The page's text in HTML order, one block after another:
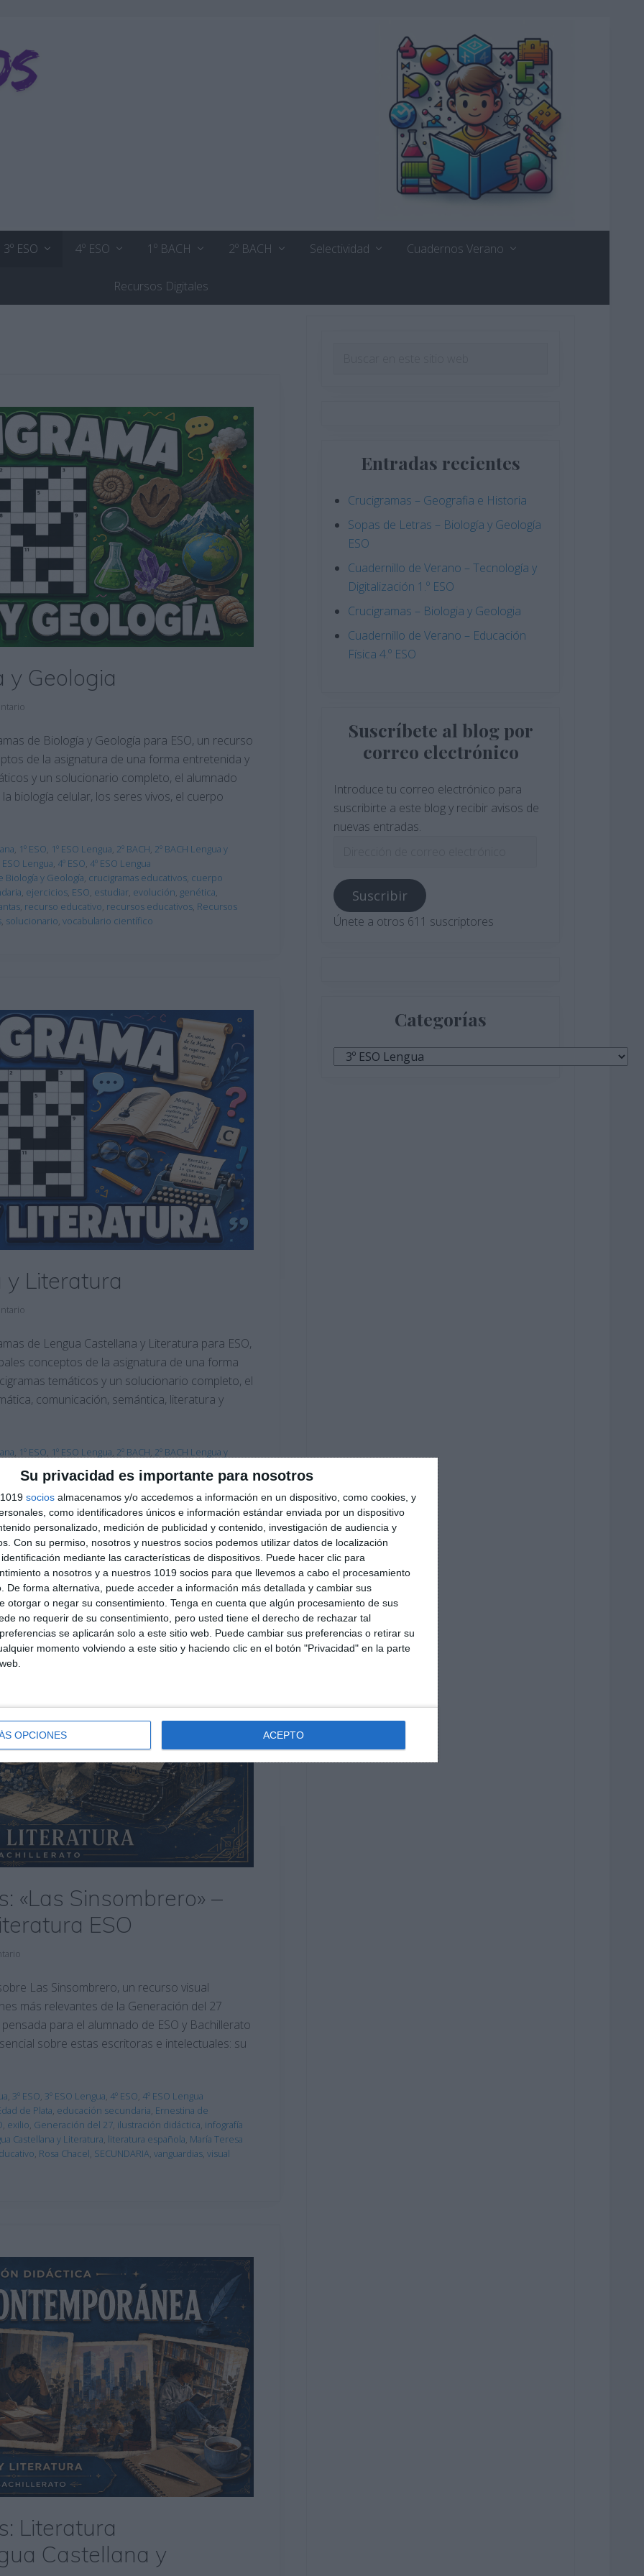
Su privacidad es importante para nosotros
socios almacenamos y/o accedemos a información en un dispositivo, como cookies, y
como identificadores únicos e información estándar enviada por un dispositivo
personalizado, medición de publicidad y contenido, investigación de audiencia y
Con su permiso, nosotros y nuestros socios podemos utilizar datos de localización
mediante las características de dispositivos. Puede hacer clic para
a nosotros y a nuestros 1019 socios para que llevemos a cabo el procesamiento
De forma alternativa, puede acceder a información más detallada y cambiar sus
otorgar o negar su consentimiento. Tenga en cuenta que algún procesamiento de sus
no requerir de su consentimiento, pero usted tiene el derecho de rechazar tal
se aplicarán solo a este sitio web. Puede cambiar sus preferencias o retirar su
momento volviendo a este sitio y haciendo clic en el botón "Privacidad" en la parte
OPCIONES ACEPTO
3º ESO 4º ESO 1º BACH 2º BACH Selectividad Cuadernos Verano
Recursos Digitales
y Geologia
de Biología y Geología para ESO, un recurso
de la asignatura de una forma entretenida y
y un solucionario completo, el alumnado
biología celular, los seres vivos, el cuerpo
, 1º ESO, 1º ESO Lengua, 2º BACH, 2º BACH Lengua y
ESO Lengua, 4º ESO, 4º ESO Lengua
Biología y Geología, crucigramas educativos, cuerpo
, ejercicios, ESO, estudiar, evolución, genética,
, recurso educativo, recursos educativos, Recursos
, solucionario, vocabulario científico
y Literatura
de Lengua Castellana y Literatura para ESO,
conceptos de la asignatura de una forma
temáticos y un solucionario completo, el
comunicación, semántica, literatura y
, 1º ESO, 1º ESO Lengua, 2º BACH, 2º BACH Lengua y
,crucigramas de Lengua,crucigramas
,ESO,estudiar,figuras literarias,géneros literarios,
,métrica,movimientos literarios, obligatoria,
ESO,repasar,SECUNDARIA,semántica,
«Las Sinsombrero» –
ESO
Las Sinsombrero, un recurso visual
más relevantes de la Generación del 27
para el alumnado de ESO y Bachillerato
sobre estas escritoras e intelectuales: su
, 3º ESO, 3º ESO Lengua, 4º ESO, 4º ESO Lengua
de Plata, educación secundaria, Ernestina de
, exilio, Generación del 27, ilustración didáctica, infografía
Castellana y Literatura, literatura española, María Teresa
, Rosa Chacel, SECUNDARIA, vanguardias, visual
Literatura
Castellana y
Entradas recientes
Crucigramas – Geografia e Historia
Sopas de Letras – Biología y Geología
ESO
Cuadernillo de Verano – Tecnología y
Digitalización 1.º ESO
Crucigramas – Biologia y Geologia
Cuadernillo de Verano – Educación
Física 4.º ESO
Suscríbete al blog por
correo electrónico
Introduce tu correo electrónico para
suscribirte a este blog y recibir avisos de
nuevas entradas.
correo
electrónico
Suscribir
Únete a otros 611 suscriptores
Categorías
Categorías